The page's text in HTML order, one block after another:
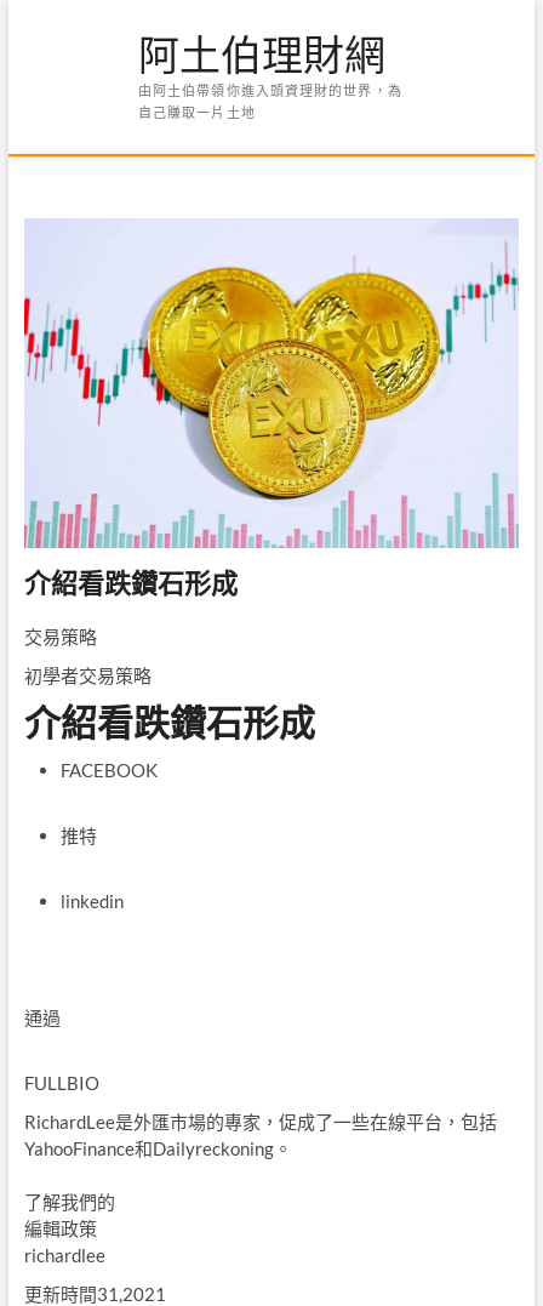
阿土伯理財網
由阿土伯帶領你進入頭資理財的世界，為
自己賺取一片土地
介紹看跌鑽石形成
交易策略
初學者交易策略
介紹看跌鑽石形成
FACEBOOK
推特
linkedin
通過
FULLBIO
RichardLee是外匯市場的專家，促成了一些在線平台，包括
YahooFinance和Dailyreckoning。
了解我們的
編輯政策
richardlee
更新時間31,2021